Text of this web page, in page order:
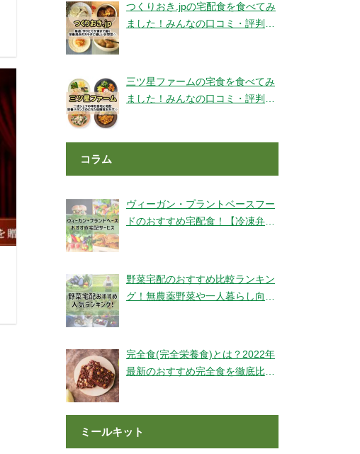
つくりおき.jpの宅配食を食べてみ
ました！みんなの口コミ・評判も
三ツ星ファームの宅食を食べてみ
ました！みんなの口コミ・評判も
コラム
ヴィーガン・プラントベースフー
ドのおすすめ宅配食！【冷凍弁
野菜宅配のおすすめ比較ランキン
グ！無農薬野菜や一人暮らし向け
完全食(完全栄養食)とは？2022年
最新のおすすめ完全食を徹底比較
ミールキット